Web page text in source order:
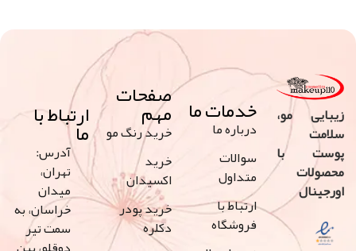
مو،
با
خدمات ما
درباره ما
سوالات
متداول
ارتباط با
فروشگاه
صفحاتمهم
خرید رنگ مو
خرید
اکسیدان
خرید پودر
دکلره
ارتباط باما آدرس:
تهران،
میدان
خراسان، به
سمت تیر